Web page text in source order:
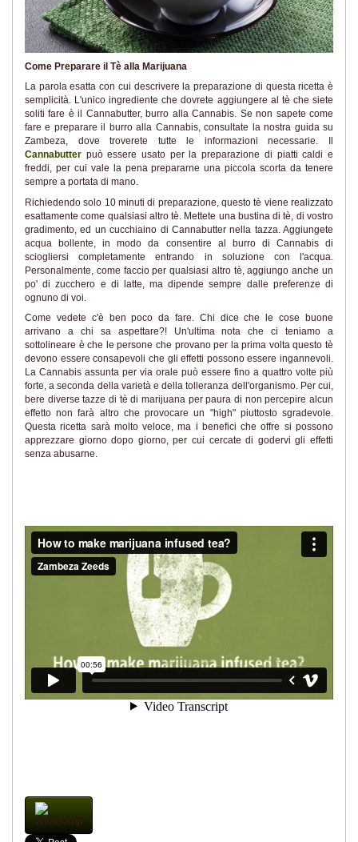
Come Preparare il Tè alla Marijuana
La parola esatta con cui descrivere la preparazione di questa ricetta è
semplicità. L'unico ingrediente che dovrete aggiungere al tè che siete
soliti fare è il Cannabutter, burro alla Cannabis. Se non sapete come
fare e preparare il burro alla Cannabis, consultate la nostra guida su
Zambeza, dove troverete tutte le informazioni necessarie. Il
Cannabutter può essere usato per la preparazione di piatti caldi e
freddi, per cui vale la pena prepararne una piccola scorta da tenere
sempre a portata di mano.
Richiedendo solo 10 minuti di preparazione, questo tè viene realizzato
esattamente come qualsiasi altro tè. Mettete una bustina di tè, di vostro
gradimento, ed un cucchiaino di Cannabutter nella tazza. Aggiungete
acqua bollente, in modo da consentire al burro di Cannabis di
sciogliersi completamente entrando in soluzione con l'acqua.
Personalmente, come faccio per qualsiasi altro tè, aggiungo anche un
po' di zucchero e di latte, ma dipende sempre dalle preferenze di
ognuno di voi.
Come vedete c'è ben poco da fare. Chi dice che le cose buone
arrivano a chi sa aspettare?! Un'ultima nota che ci teniamo a
sottolineare è che le persone che provano per la prima volta questo tè
devono essere consapevoli che gli effetti possono essere ingannevoli.
La Cannabis assunta per via orale può essere fino a quattro volte più
forte, a seconda della varietà e della tolleranza dell'organismo. Per cui,
bere diverse tazze di tè di marijuana per paura di non percepire alcun
effetto non farà altro che provocare un "high" piuttosto sgradevole.
Questa ricetta sarà molto veloce, ma i benefici che offre si possono
apprezzare giorno dopo giorno, per cui cercate di godervi gli effetti
senza abusarne.
WhatsApp